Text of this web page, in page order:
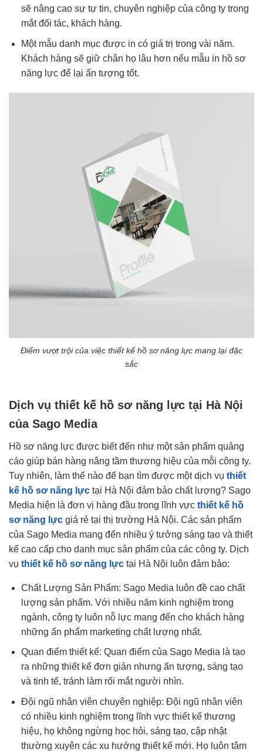
sẽ nâng cao sự tự tin, chuyên nghiệp của công ty trong
mắt đối tác, khách hàng.
Một mẫu danh mục được in có giá trị trong vài năm.
Khách hàng sẽ giữ chân họ lâu hơn nếu mẫu in hồ sơ
năng lực để lại ấn tượng tốt.
Điểm vượt trội của việc thiết kế hồ sơ năng lực mang lại đặc
sắc
Dịch vụ thiết kế hồ sơ năng lực tại Hà Nội
của Sago Media
Hồ sơ năng lực được biết đến như một sản phẩm quảng
cáo giúp bán hàng nâng tầm thương hiệu của mỗi công ty.
Tuy nhiên, làm thế nào để bạn tìm được một dịch vụ thiết
kế hồ sơ năng lực tại Hà Nội đảm bảo chất lượng? Sago
Media hiện là đơn vị hàng đầu trong lĩnh vực thiết kế hồ
sơ năng lực giá rẻ tại thị trường Hà Nội. Các sản phẩm
của Sago Media mang đến nhiều ý tưởng sáng tạo và thiết
kế cao cấp cho danh mục sản phẩm của các công ty. Dịch
vụ thiết kế hồ sơ năng lực tại Hà Nội luôn đảm bảo:
Chất Lượng Sản Phẩm: Sago Media luôn đề cao chất
lượng sản phẩm. Với nhiều năm kinh nghiệm trong
ngành, công ty luôn nỗ lực mang đến cho khách hàng
những ấn phẩm marketing chất lượng nhất.
Quan điểm thiết kế: Quan điểm của Sago Media là tạo
ra những thiết kế đơn giản nhưng ấn tượng, sáng tạo
và tinh tế, tránh làm rối mắt người nhìn.
Đội ngũ nhân viên chuyên nghiệp: Đội ngũ nhân viên
có nhiều kinh nghiệm trong lĩnh vực thiết kế thương
hiệu, họ không ngừng học hỏi, sáng tạo, cập nhật
thường xuyên các xu hướng thiết kế mới. Họ luôn tâm